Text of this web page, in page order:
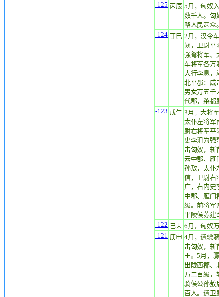
-125 丙辰 5月，匈奴
数千人。匈
略人民甚众
-124 丁巳 2月，汉令
阙，卫尉平
强弩将军、
车将军各万
大行李息，
北平郡：咸
男女万五千
代郡，杀都
-123 戊午 3月，大将
太仆左将军
尉右将军平
史李沮为强
击匈奴，斩
云中郡、雁
孙敖，太仆
信，卫尉右
广，右内史
中郡、雁门
级。前将军
平陵侯苏建
-122 己未 6月，匈奴
-121 庚申 4月，遣骠
击匈奴，斩
王。5月，
出陇西郡、
万二百级，
骑侯公孙敖
百人。遣卫